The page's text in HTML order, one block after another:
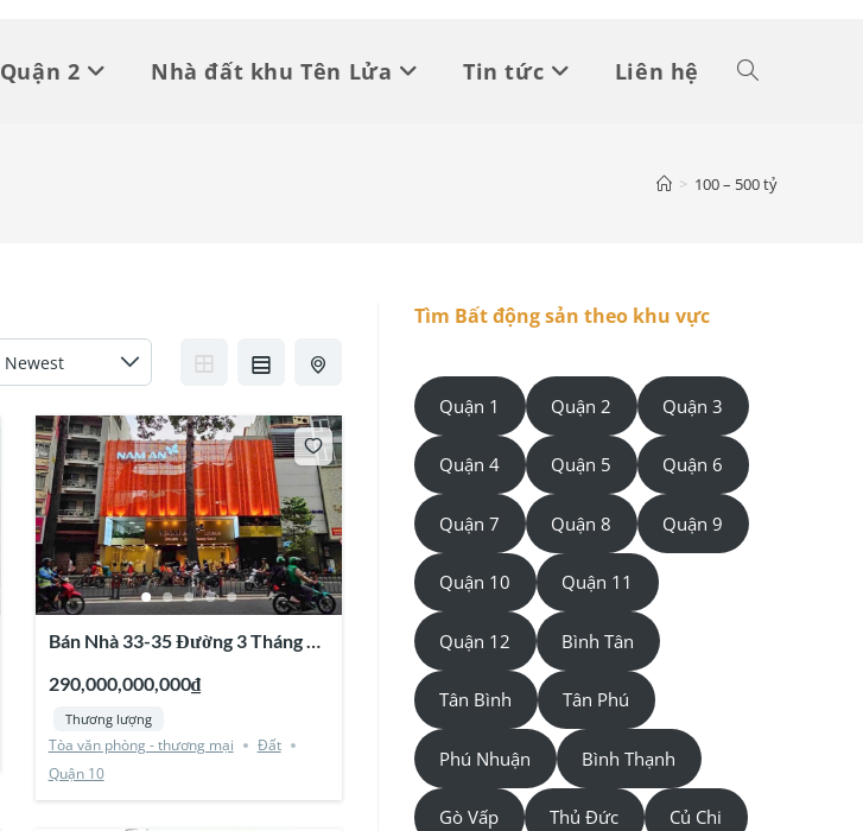
Quận 2 Nhà đất khu Tên Lửa Tin tức Liên hệ Toggle
website
> 100 – 500 tỷ
Bán Nhà 33-35 Đường 3 Tháng 2,
290,000,000,000₫
Thương lượng
Tòa văn phòng - thương mại
Đất
Quận 10
Tìm Bất động sản theo khu vực
Quận 1 Quận 2 Quận 3
Quận 4 Quận 5 Quận 6
Quận 7 Quận 8 Quận 9
Quận 10 Quận 11
Quận 12 Bình Tân
Tân Bình Tân Phú
Phú Nhuận Bình Thạnh
Gò Vấp Thủ Đức Củ Chi